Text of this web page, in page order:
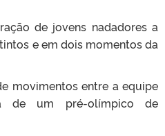
de jovens nadadores a
e em dois momentos da
movimentos entre a equipe
de um pré-olímpico de